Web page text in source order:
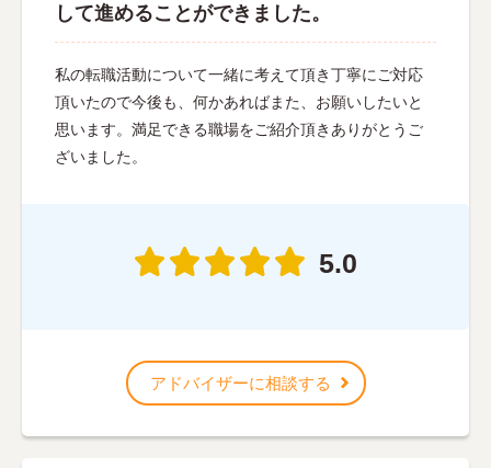
して進めることができました。
私の転職活動について一緒に考えて頂き丁寧にご対応
頂いたので今後も、何かあればまた、お願いしたいと
思います。満足できる職場をご紹介頂きありがとうご
ざいました。
5.0
アドバイザーに相談する